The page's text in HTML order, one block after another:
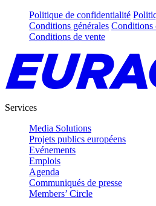
Politique de confidentialité
Conditions générales Conditions
Conditions de vente
Services
Media Solutions
Projets publics européens
Evénements
Emplois
Agenda
Communiqués de presse
Members’ Circle